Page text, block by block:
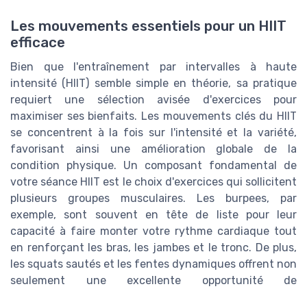
Les mouvements essentiels pour un HIIT
efficace
Bien que l'entraînement par intervalles à haute
intensité (HIIT) semble simple en théorie, sa pratique
requiert une sélection avisée d'exercices pour
maximiser ses bienfaits. Les mouvements clés du HIIT
se concentrent à la fois sur l'intensité et la variété,
favorisant ainsi une amélioration globale de la
condition physique. Un composant fondamental de
votre séance HIIT est le choix d'exercices qui sollicitent
plusieurs groupes musculaires. Les burpees, par
exemple, sont souvent en tête de liste pour leur
capacité à faire monter votre rythme cardiaque tout
en renforçant les bras, les jambes et le tronc. De plus,
les squats sautés et les fentes dynamiques offrent non
seulement une excellente opportunité de